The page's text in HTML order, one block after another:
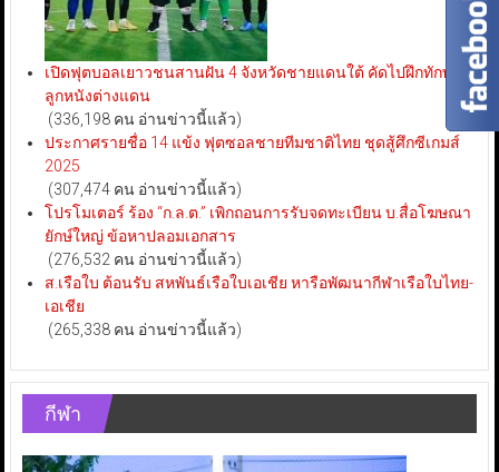
เปิดฟุตบอลเยาวชนสานฝัน 4 จังหวัดชายแดนใต้ คัดไปฝึกทักษะ
ลูกหนังต่างแดน
(336,198 คน อ่านข่าวนี้แล้ว)
ประกาศรายชื่อ 14 แข้ง ฟุตซอลชายทีมชาติไทย ชุดสู้ศึกซีเกมส์
2025
(307,474 คน อ่านข่าวนี้แล้ว)
โปรโมเตอร์ ร้อง “ก.ล.ต.” เพิกถอนการรับจดทะเบียน บ.สื่อโฆษณา
ยักษ์ใหญ่ ข้อหาปลอมเอกสาร
(276,532 คน อ่านข่าวนี้แล้ว)
ส.เรือใบ ต้อนรับ สหพันธ์เรือใบเอเชีย หารือพัฒนากีฬาเรือใบไทย-
เอเชีย
(265,338 คน อ่านข่าวนี้แล้ว)
กีฬา